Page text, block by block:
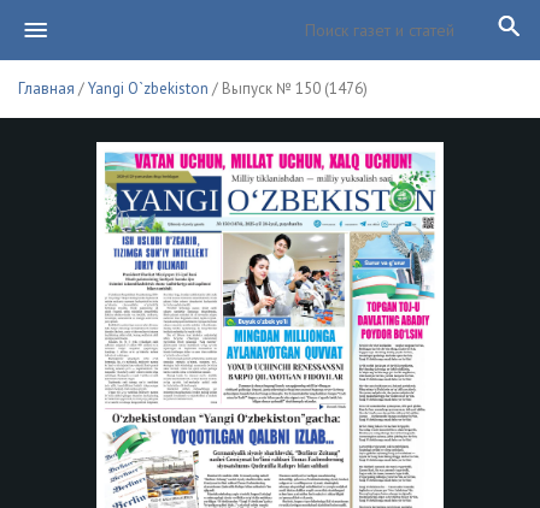
Главная /Yangi O`zbekiston / Выпуск № 150 (1476)